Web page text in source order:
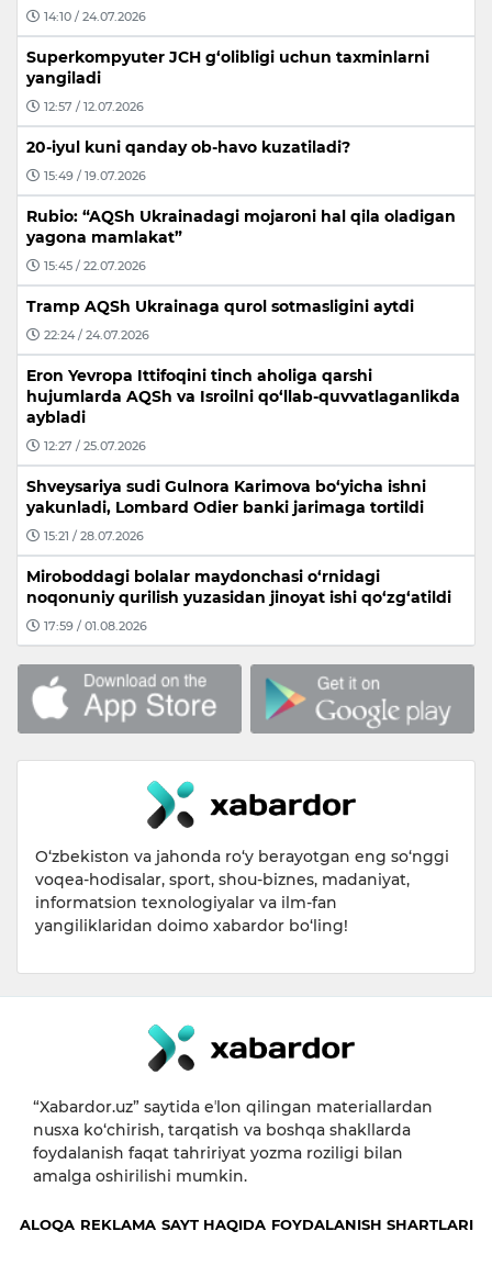
14:10 / 24.07.2026
Superkompyuter JCH g‘olibligi uchun taxminlarni
yangiladi
12:57 / 12.07.2026
20-iyul kuni qanday ob-havo kuzatiladi?
15:49 / 19.07.2026
Rubio: “AQSh Ukrainadagi mojaroni hal qila oladigan
yagona mamlakat”
15:45 / 22.07.2026
Tramp AQSh Ukrainaga qurol sotmasligini aytdi
22:24 / 24.07.2026
Eron Yevropa Ittifoqini tinch aholiga qarshi
hujumlarda AQSh va Isroilni qo‘llab-quvvatlaganlikda
aybladi
12:27 / 25.07.2026
Shveysariya sudi Gulnora Karimova bo‘yicha ishni
yakunladi, Lombard Odier banki jarimaga tortildi
15:21 / 28.07.2026
Miroboddagi bolalar maydonchasi o‘rnidagi
noqonuniy qurilish yuzasidan jinoyat ishi qo‘zg‘atildi
17:59 / 01.08.2026
O‘zbekiston va jahonda ro‘y berayotgan eng so‘nggi
voqea-hodisalar, sport, shou-biznes, madaniyat,
informatsion texnologiyalar va ilm-fan
yangiliklaridan doimo xabardor bo‘ling!
“Xabardor.uz” saytida eʼlon qilingan materiallardan
nusxa ko‘chirish, tarqatish va boshqa shakllarda
foydalanish faqat tahririyat yozma roziligi bilan
amalga oshirilishi mumkin.
ALOQA REKLAMA SAYT HAQIDA FOYDALANISH SHARTLARI